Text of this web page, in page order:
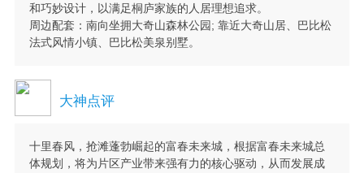
和巧妙设计，以满足桐庐家族的人居理想追求。
周边配套：南向坐拥大奇山森林公园; 靠近大奇山居、巴比松
法式风情小镇、巴比松美泉别墅。
大神点评
十里春风，抢滩蓬勃崛起的富春未来城，根据富春未来城总
体规划，将为片区产业带来强有力的核心驱动，从而发展成